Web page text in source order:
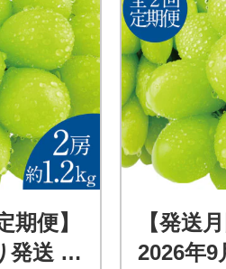
期便】
発送 シ
【発送
2026年